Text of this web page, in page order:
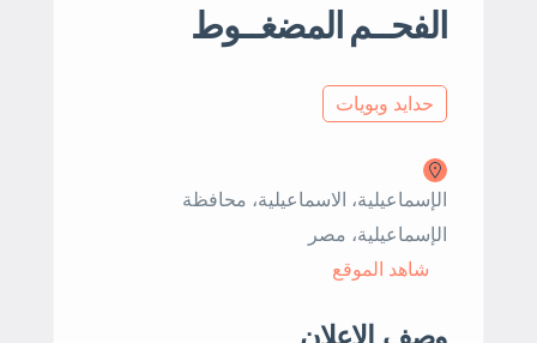
الفحــم المضغــوط
حدايد وبويات
الإسماعيلية، الاسماعيلية، محافظة
الإسماعيلية، مصر
شاهد الموقع